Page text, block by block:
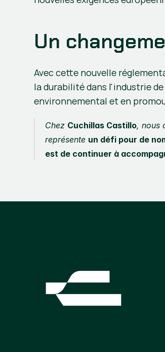
Un
Avec cette nouvelle
la durabilité dans l'industrie
environnemental et en
Chez Cuchillas Castillo, nous
représente un défi pour de
est de continuer à